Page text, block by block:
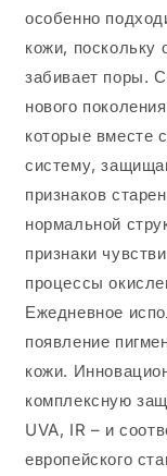
особенно
кожи, поскольку
забивает поры.
нового
которые вместе
систему,
признаков
нормальной
признаки
процессы
Ежедневное
появление
кожи.
комплексную
UVA, IR – и
европейского